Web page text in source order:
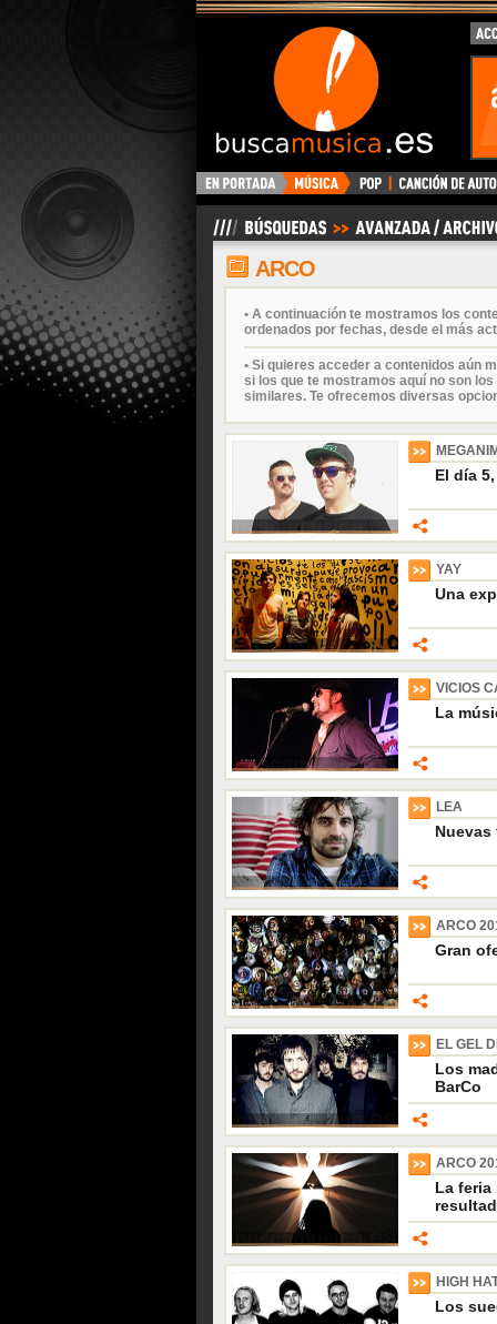
BuscaMusica.es
ARCO
• A continuación te mostramos los
ordenados por fechas, desde el más
• Si quieres acceder a contenidos aún
si los que te mostramos aquí no son
similares. Te ofrecemos diversas
El día
YAY
Una
VICIOS
La
LEA
ARCO
Gran
EL GEL
Los
BarCo
ARCO
La feria
HIGH
Los